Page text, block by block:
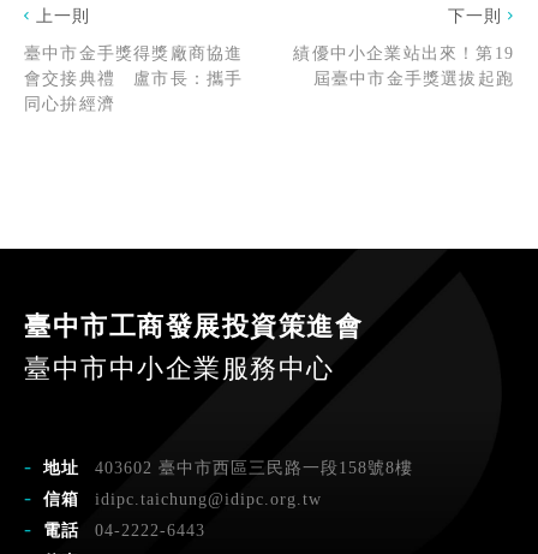
上一則
臺中市金手獎得獎廠商協進
會交接典禮 盧市長：攜手
同心拚經濟
下一則
績優中小企業站出來！第19
屆臺中市金手獎選拔起跑
臺中市工商發展投資策進會
臺中市中小企業服務中心
地址
403602 臺中市西區三民路一段158號8樓
信箱
idipc.taichung@idipc.org.tw
電話
04-2222-6443